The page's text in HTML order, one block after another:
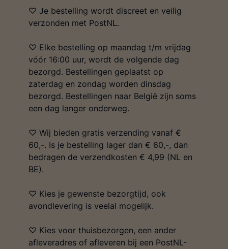
♡ Je bestelling wordt discreet en veilig
verzonden met PostNL.
♡ Elke bestelling op maandag t/m vrijdag
vóór 16:00 uur, wordt de volgende dag
bezorgd. Bestellingen geplaatst op
zaterdag en zondag worden dinsdag
bezorgd. Bestellingen naar België zijn soms
een dag langer onderweg.
♡ Wij bieden gratis verzending vanaf €
60,-. Is je bestelling lager dan € 60,-, dan
bedragen de verzendkosten € 4,99 (NL en
BE).
♡ Kies je gewenste bezorgtijd, ook
avondlevering is veelal mogelijk.
♡ Kies voor thuisbezorgen, een ander
afleveradres of afleveren bij een PostNL-